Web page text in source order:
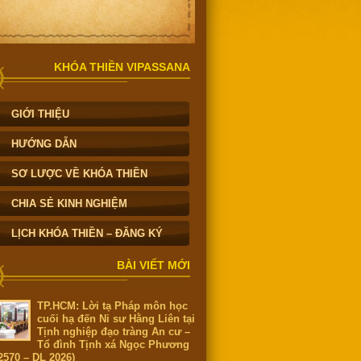
KHÓA THIỀN VIPASSANA
GIỚI THIỆU
HƯỚNG DẪN
SƠ LƯỢC VỀ KHÓA THIỀN
CHIA SẺ KINH NGHIỆM
LỊCH KHÓA THIỀN – ĐĂNG KÝ
BÀI VIẾT MỚI
TP.HCM: Lời tạ Pháp môn học
cuối hạ đến Ni sư Hằng Liên tại
Tịnh nghiệp đạo tràng An cư –
Tổ đình Tịnh xá Ngọc Phương
– DL 2026)